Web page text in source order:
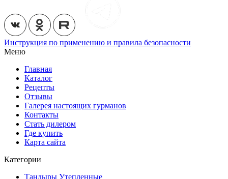
Инструкция по применению и правила безопасности
Меню
Главная
Каталог
Рецепты
Отзывы
Галерея настоящих гурманов
Контакты
Стать дилером
Где купить
Карта сайта
Категории
Тандыры Утепленные